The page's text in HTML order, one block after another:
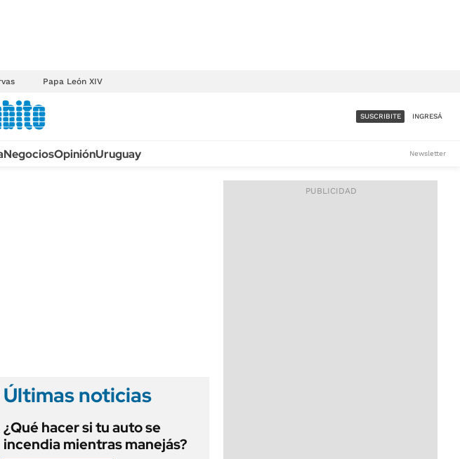
Papa León XIV
ACCESO FULL - $1.800/MES
SUSCRIBITE INGRESÁ
NegociosOpiniónUruguay Newsletter
Últimas noticias
¿Qué hacer si tu auto se
incendia mientras manejás?